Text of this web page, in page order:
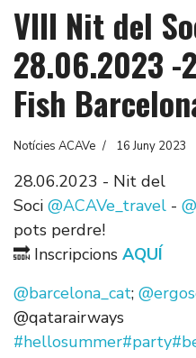
VIII Nit del
28.06.2023 -
Fish
Notícies ACAVe 16 Juny 2023
28.06.2023 - Nit del
Soci @ACAVe_travel -
pots perdre!
🔜 Inscripcions AQUÍ
@barcelona_cat;
@qatarairways
#hellosummer#party